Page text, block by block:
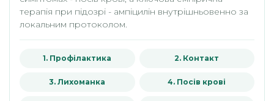
терапія при підозрі - ампіцилін внутрішньовенно за
локальним протоколом.
1. Профілактика 2. Контакт
3. Лихоманка 4. Посів крові